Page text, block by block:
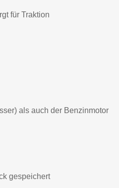
für Traktion
als auch der Benzinmotor
gespeichert